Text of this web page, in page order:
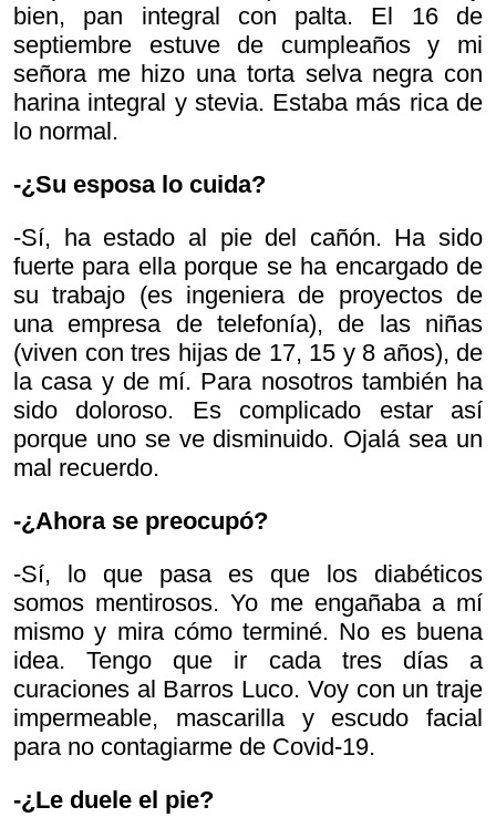
bien, pan integral con palta. El 16 de
septiembre estuve de cumpleaños y mi
señora me hizo una torta selva negra con
harina integral y stevia. Estaba más rica de
lo normal.
-¿Su esposa lo cuida?
-Sí, ha estado al pie del cañón. Ha sido
fuerte para ella porque se ha encargado de
su trabajo (es ingeniera de proyectos de
una empresa de telefonía), de las niñas
(viven con tres hijas de 17, 15 y 8 años), de
la casa y de mí. Para nosotros también ha
sido doloroso. Es complicado estar así
porque uno se ve disminuido. Ojalá sea un
mal recuerdo.
-¿Ahora se preocupó?
-Sí, lo que pasa es que los diabéticos
somos mentirosos. Yo me engañaba a mí
mismo y mira cómo terminé. No es buena
idea. Tengo que ir cada tres días a
curaciones al Barros Luco. Voy con un traje
impermeable, mascarilla y escudo facial
para no contagiarme de Covid-19.
-¿Le duele el pie?